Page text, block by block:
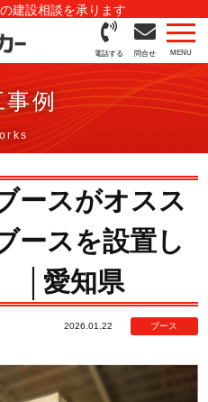
建設相談を承ります
電話する 問合せ
事例
ースがオスス
ースを設置し
│愛知県
2026.01.22 ブース